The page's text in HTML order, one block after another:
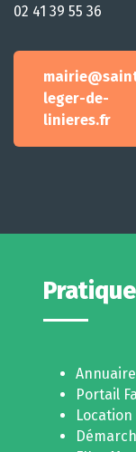
02 41 39 55 36
leger-de-
linieres.fr
Portail